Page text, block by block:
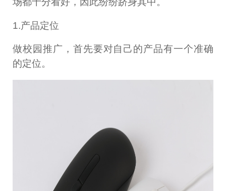
1.产品定位
做校园推广，首先要对自己的产品有一个准确
的定位。